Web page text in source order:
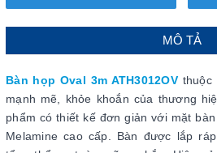
MÔ TẢ
Bàn họp Oval 3m ATH3012OVthuộc
mạnh mẽ, khỏe khoắn của thương
phẩm có thiết kế đơn giản với mặt
Melamine cao cấp. Bàn được lắp